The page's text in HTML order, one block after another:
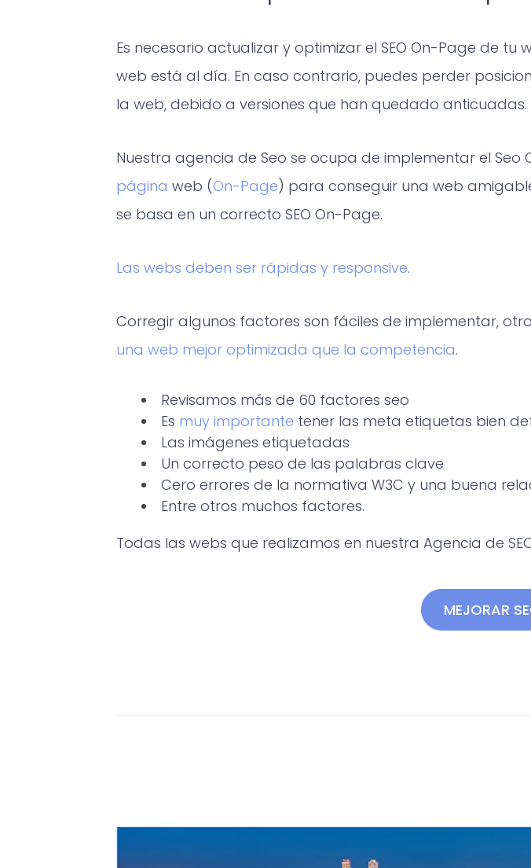
Es necesario actualizar y optimizar el SEO On-Page de
web está al día. En caso contrario, puedes perder
la web, debido a versiones que han quedado anticuadas.
Nuestra agencia de Seo se ocupa de implementar el
página web (On-Page) para conseguir una web
se basa en un correcto SEO On-Page.
Las webs deben ser rápidas y responsive.
Corregir algunos factores son fáciles de implementar,
una web mejor optimizada que la competencia.
Revisamos más de 60 factores seo
Es muy importante tener las meta etiquetas bien
Las imágenes etiquetadas
Un correcto peso de las palabras clave
Cero errores de la normativa W3C y una buena
Entre otros muchos factores.
Todas las webs que realizamos en nuestra Agencia de
MEJORAR